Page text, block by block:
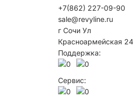
+7(862) 227-09-90
sale@revyline.ru
г Сочи Ул
Красноармейская 24
Поддержка:
Сервис: